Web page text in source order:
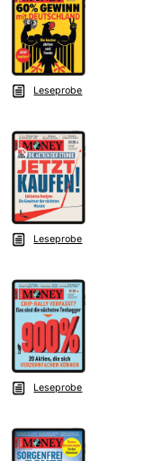
Leseprobe
Leseprobe
Leseprobe